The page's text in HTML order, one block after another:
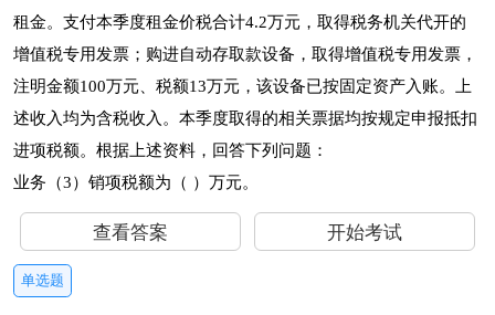
租金。支付本季度租金价税合计4.2万元，取得税务机关代开的
增值税专用发票；购进自动存取款设备，取得增值税专用发票，
注明金额100万元、税额13万元，该设备已按固定资产入账。上
述收入均为含税收入。本季度取得的相关票据均按规定申报抵扣
进项税额。根据上述资料，回答下列问题：
业务（3）销项税额为（ ）万元。
查看答案 开始考试
单选题